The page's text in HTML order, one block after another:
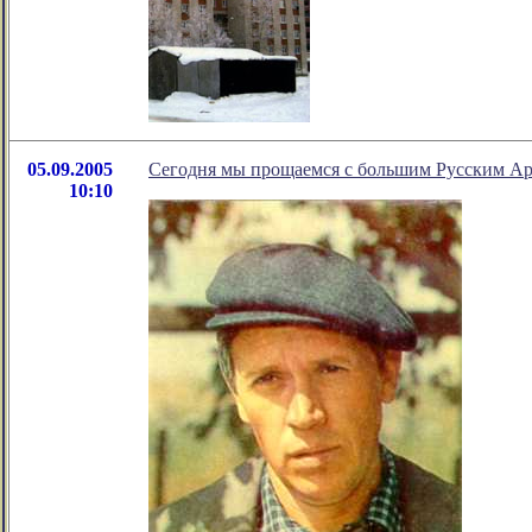
05.09.2005
10:10
Сегодня мы прощаемся с большим Русским